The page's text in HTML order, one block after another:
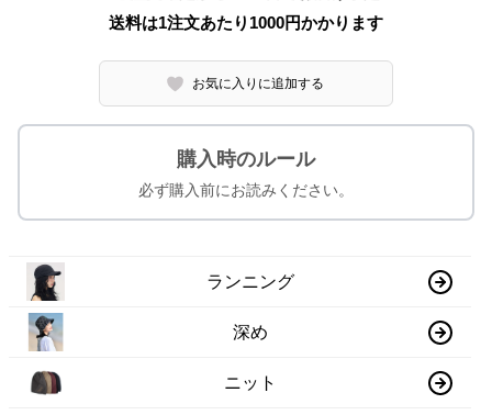
送料は1注文あたり 1000円かかります
お気に入りに追加する
購入時のルール
必ず購入前にお読みください。
ランニング
深め
ニット